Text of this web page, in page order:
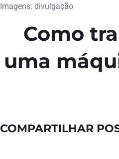
Imagens: divulgação
Como
uma
COMPARTILHAR